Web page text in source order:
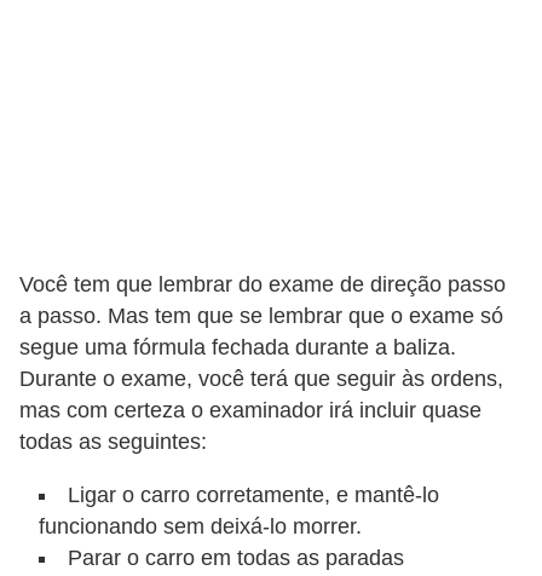
Você tem que lembrar do exame de direção passo
a passo. Mas tem que se lembrar que o exame só
segue uma fórmula fechada durante a baliza.
Durante o exame, você terá que seguir às ordens,
mas com certeza o examinador irá incluir quase
todas as seguintes:
Ligar o carro corretamente, e mantê-lo
funcionando sem deixá-lo morrer.
Parar o carro em todas as paradas
e
r
s
R
e
a